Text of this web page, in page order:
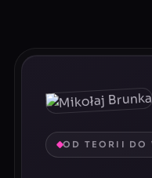
OD TEORII DO